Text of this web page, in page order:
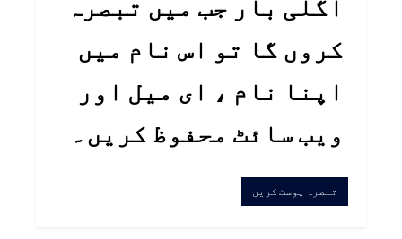
اگلی بار جب میں تبصرہ
کروں گا تو اس نام میں
اپنا نام ، ای میل اور
ویب سائٹ محفوظ کریں۔